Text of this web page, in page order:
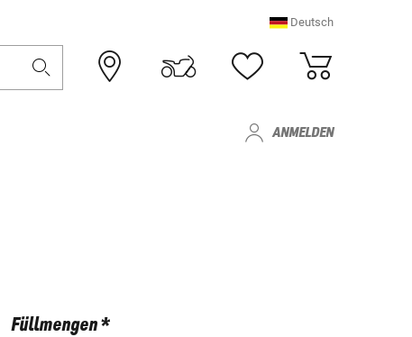
Deutsch
ANMELDEN
Füllmengen *